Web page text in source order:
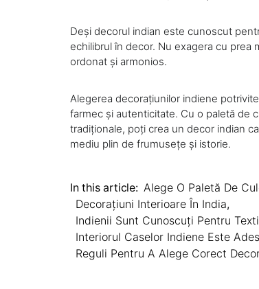
Deși decorul indian este cunoscut
echilibrul în decor. Nu exagera cu
ordonat și armonios.
Alegerea decorațiunilor indiene
farmec și autenticitate. Cu o paletă de
tradiționale, poți crea un decor indian
mediu plin de frumusețe și istorie.
In this article: Alege O Paletă De
Decorațiuni Interioare În India,
Indienii Sunt Cunoscuți Pentru
Interiorul Caselor Indiene Este
Reguli Pentru A Alege Corect